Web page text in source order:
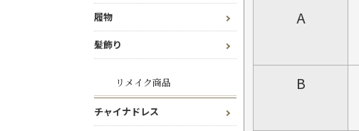
履物
髪飾り
リメイク商品
チャイナドレス
A
B